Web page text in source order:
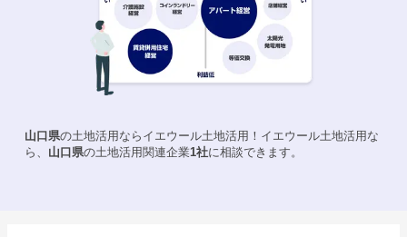
山口県の土地活用ならイエウール土地活用！イエウール土地活用な
ら、 山口県の土地活用関連企業1社に相談できます。